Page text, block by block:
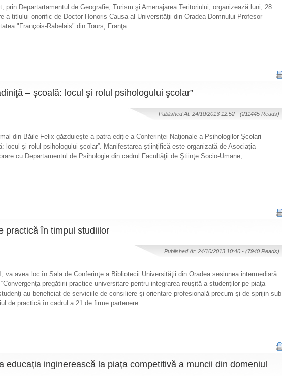
prin Departartamentul de Geografie, Turism şi Amenajarea Teritoriului, organizează luni, 28
a titlului onorific de Doctor Honoris Causa al Universităţii din Oradea Domnului Profesor
"François-Rabelais" din Tours, Franţa.
– şcoală: locul şi rolul psihologului şcolar”
Published At: 24/10/2013 12:52 - (211445 Reads)
din Băile Felix găzduieşte a patra ediţie a Conferinţei Naţionale a Psihologilor Şcolari
locul şi rolul psihologului şcolar”. Manifestarea ştiinţifică este organizată de Asociaţia
cu Departamentul de Psihologie din cadrul Facultăţii de Ştiinţe Socio-Umane,
practică în timpul studiilor
Published At: 24/10/2013 10:40 - (7940 Reads)
va avea loc în Sala de Conferinţe a Bibliotecii Universităţii din Oradea sesiunea intermediară
pregătirii practice universitare pentru integrarea reuşită a studenţilor pe piaţa
au beneficiat de serviciile de consiliere şi orientare profesională precum şi de sprijin sub
de practică în cadrul a 21 de firme partenere.
educaţia inginerească la piaţa competitivă a muncii din domeniul